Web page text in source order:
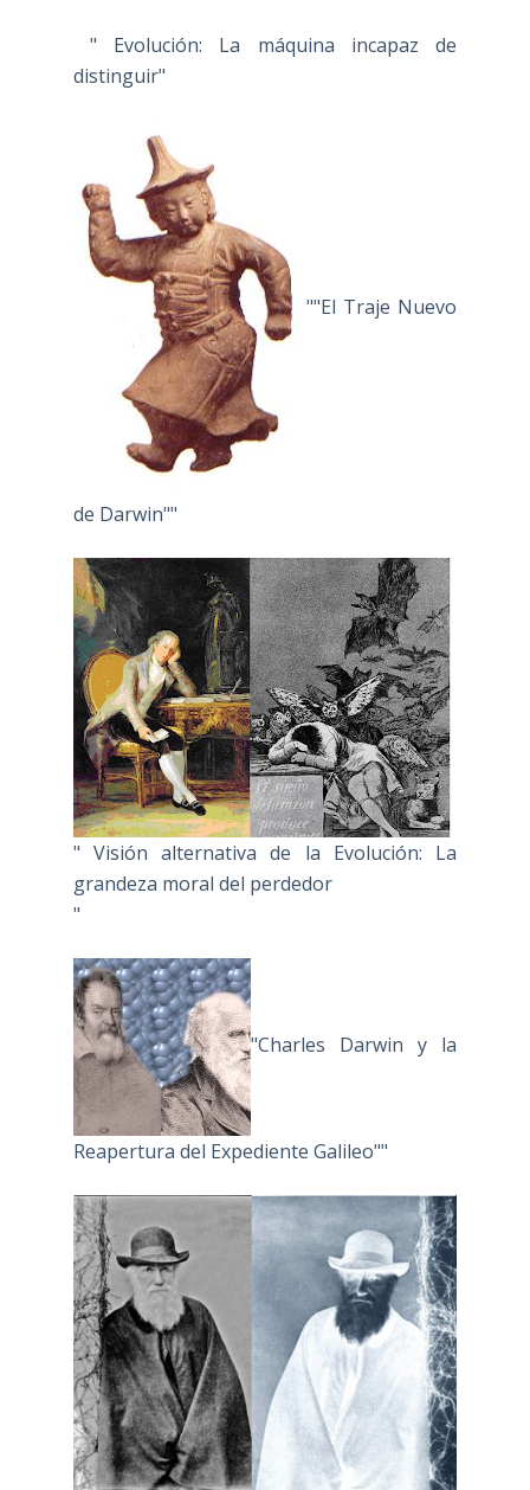
" Evolución: La máquina incapaz de
distinguir"
""El Traje Nuevo
de Darwin""
" Visión alternativa de la Evolución: La
grandeza moral del perdedor
"
"Charles Darwin y la
Reapertura del Expediente Galileo""